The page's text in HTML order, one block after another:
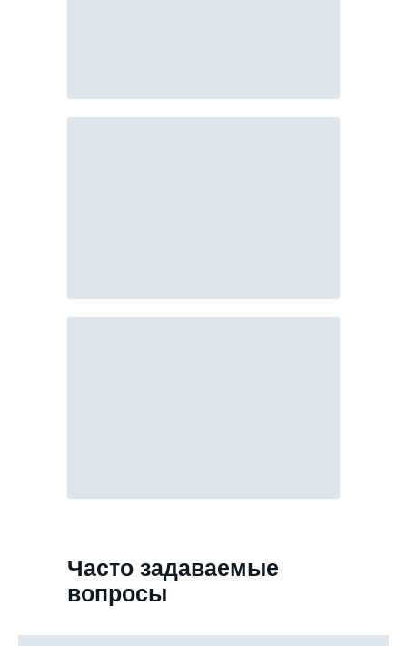
Часто задаваемые
вопросы